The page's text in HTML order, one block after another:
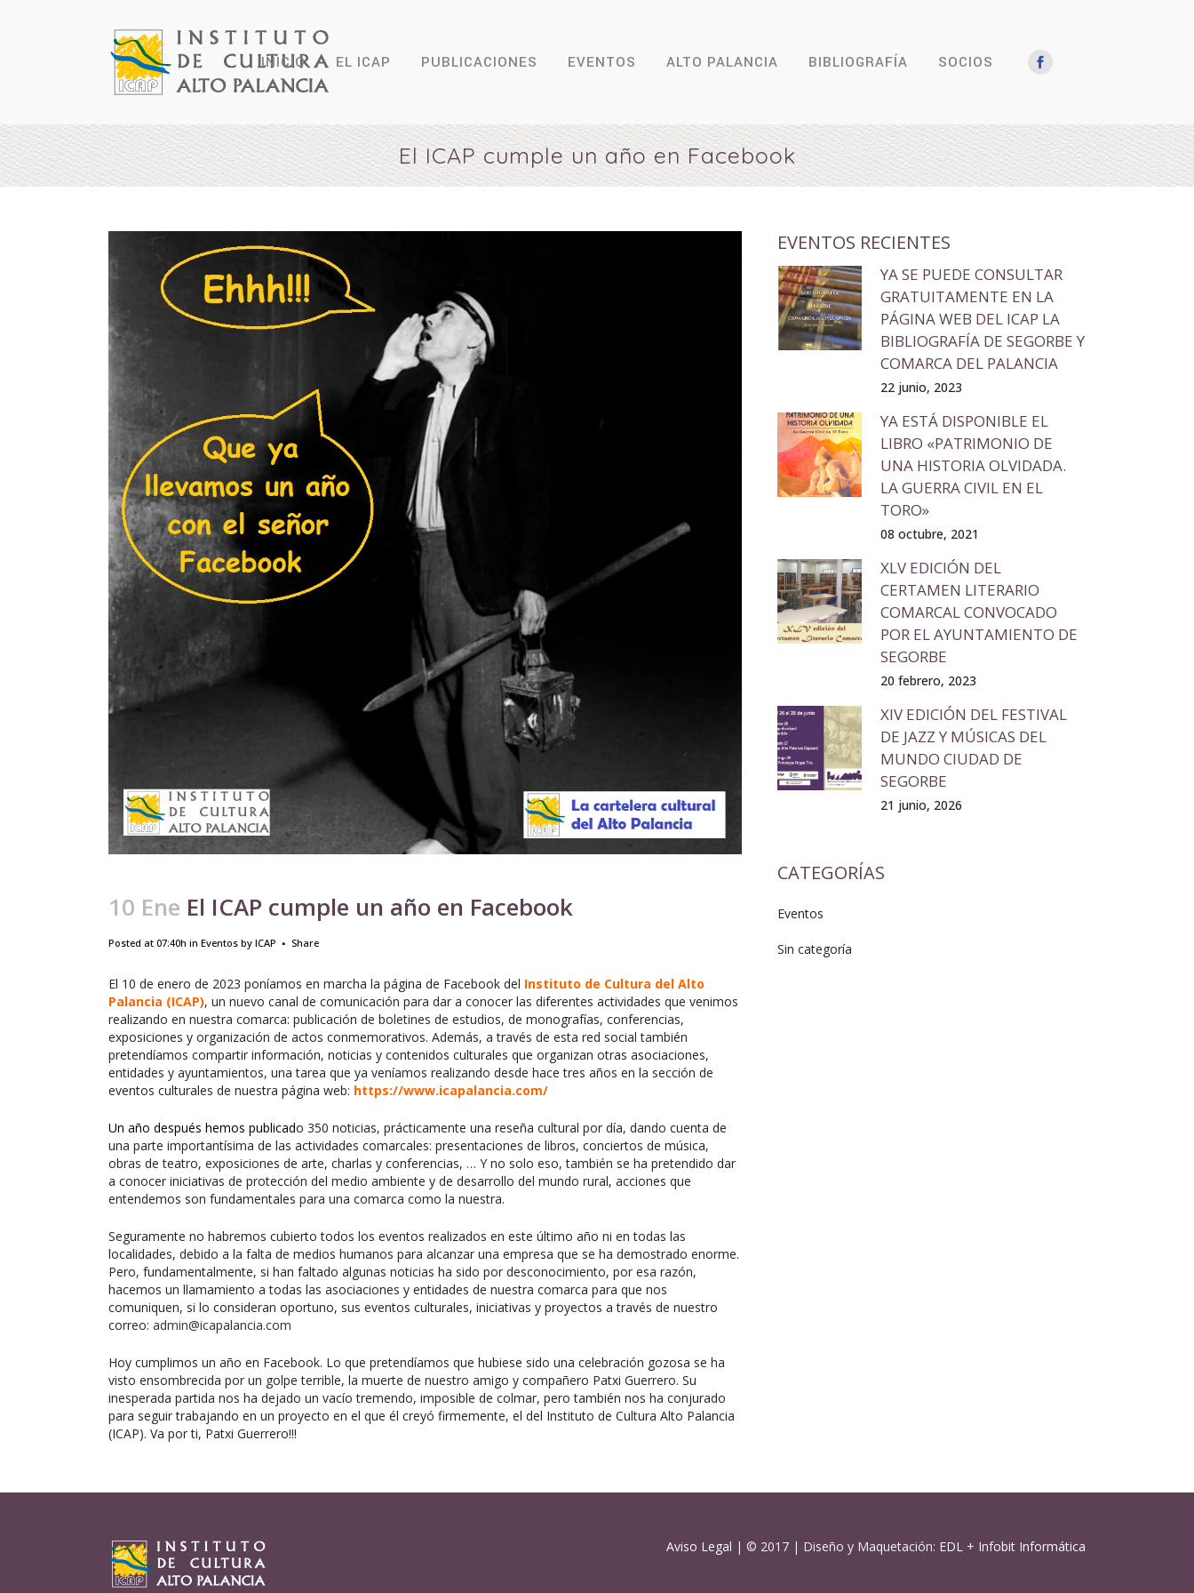
INICIO EL ICAP PUBLICACIONES EVENTOS ALTO PALANCIA BIBLIOGRAFÍA SOCIOS
El ICAP cumple un año en Facebook
10 Ene El ICAP cumple un año en Facebook
Posted at 07:40h in Eventos by ICAP Share
El 10 de enero de 2023 poníamos en marcha la página de Facebook del Instituto de Cultura del Alto
Palancia (ICAP), un nuevo canal de comunicación para dar a conocer las diferentes actividades que venimos
realizando en nuestra comarca: publicación de boletines de estudios, de monografías, conferencias,
exposiciones y organización de actos conmemorativos. Además, a través de esta red social también
pretendíamos compartir información, noticias y contenidos culturales que organizan otras asociaciones,
entidades y ayuntamientos, una tarea que ya veníamos realizando desde hace tres años en la sección de
eventos culturales de nuestra página web: https://www.icapalancia.com/
Un año después hemos publicado 350 noticias, prácticamente una reseña cultural por día, dando cuenta de
una parte importantísima de las actividades comarcales: presentaciones de libros, conciertos de música,
obras de teatro, exposiciones de arte, charlas y conferencias, … Y no solo eso, también se ha pretendido dar
a conocer iniciativas de protección del medio ambiente y de desarrollo del mundo rural, acciones que
entendemos son fundamentales para una comarca como la nuestra.
Seguramente no habremos cubierto todos los eventos realizados en este último año ni en todas las
localidades, debido a la falta de medios humanos para alcanzar una empresa que se ha demostrado enorme.
Pero, fundamentalmente, si han faltado algunas noticias ha sido por desconocimiento, por esa razón,
hacemos un llamamiento a todas las asociaciones y entidades de nuestra comarca para que nos
comuniquen, si lo consideran oportuno, sus eventos culturales, iniciativas y proyectos a través de nuestro
correo: admin@icapalancia.com
Hoy cumplimos un año en Facebook. Lo que pretendíamos que hubiese sido una celebración gozosa se ha
visto ensombrecida por un golpe terrible, la muerte de nuestro amigo y compañero Patxi Guerrero. Su
inesperada partida nos ha dejado un vacío tremendo, imposible de colmar, pero también nos ha conjurado
para seguir trabajando en un proyecto en el que él creyó firmemente, el del Instituto de Cultura Alto Palancia
(ICAP). Va por ti, Patxi Guerrero!!!
EVENTOS RECIENTES
YA SE PUEDE CONSULTAR
GRATUITAMENTE EN LA
PÁGINA WEB DEL ICAP LA
BIBLIOGRAFÍA DE SEGORBE Y
COMARCA DEL PALANCIA
22 junio, 2023
YA ESTÁ DISPONIBLE EL
LIBRO «PATRIMONIO DE
UNA HISTORIA OLVIDADA.
LA GUERRA CIVIL EN EL
TORO»
08 octubre, 2021
XLV EDICIÓN DEL
CERTAMEN LITERARIO
COMARCAL CONVOCADO
POR EL AYUNTAMIENTO DE
SEGORBE
20 febrero, 2023
XIV EDICIÓN DEL FESTIVAL
DE JAZZ Y MÚSICAS DEL
MUNDO CIUDAD DE
SEGORBE
21 junio, 2026
CATEGORÍAS
Eventos
Sin categoría
Aviso Legal | © 2017 | Diseño y Maquetación: EDL + Infobit Informática